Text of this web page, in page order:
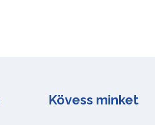
Kövess minket